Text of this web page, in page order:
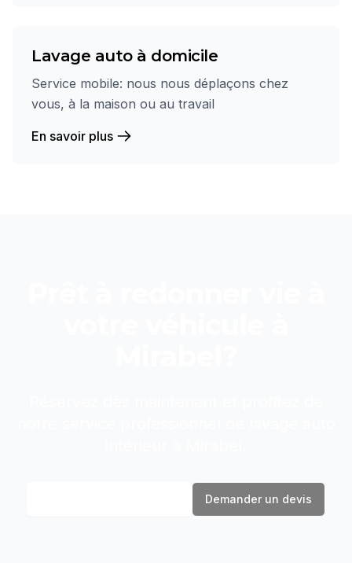
Lavage auto à domicile
Service mobile: nous nous déplaçons chez
vous, à la maison ou au travail
En savoir plus
Demander un devis